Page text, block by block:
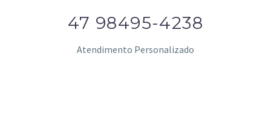
47 98495-4238
Atendimento Personalizado